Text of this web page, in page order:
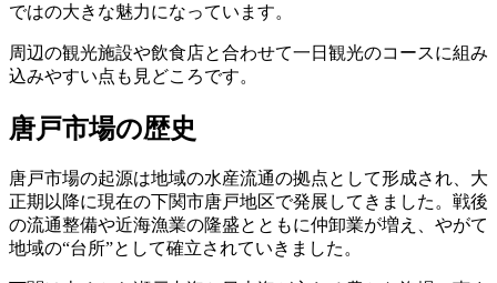
ではの大きな魅力になっています。
周辺の観光施設や飲食店と合わせて一日観光のコースに組み
込みやすい点も見どころです。
唐戸市場の歴史
唐戸市場の起源は地域の水産流通の拠点として形成され、大
正期以降に現在の下関市唐戸地区で発展してきました。戦後
の流通整備や近海漁業の隆盛とともに仲卸業が増え、やがて
地域の“台所”として確立されていきました。